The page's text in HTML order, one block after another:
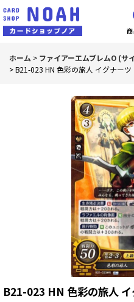
ホーム > ファイアーエムブレムO (サ
>B21-023 HN 色彩の旅人 イグナーツ
B21-023 HN 色彩の旅人 イ